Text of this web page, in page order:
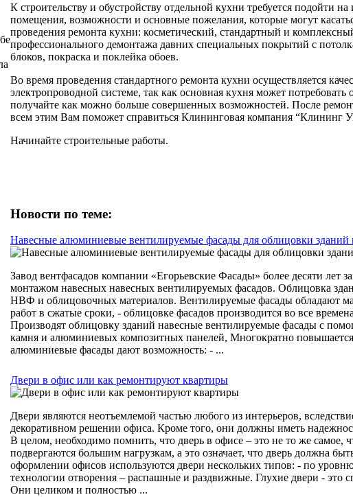
К строительству и обустройству отдельной кухни требуется подойти
помещения, возможности и основные пожелания, которые могут
проведения ремонта кухни: косметический, стандартный и
профессионального демонтажа давних специальных покрытий с
блоков, покраска и поклейка обоев.
Во время проведения стандартного ремонта кухни осуществляется
электропроводной системе, так как основная кухня может
получайте как можно больше совершенных возможностей. После
всем этим Вам поможет справиться Клининговая компания “Клининг
Начинайте строительные работы.
Новости по теме:
Навесные алюминиевые вентилируемые фасады для облицовки зданий
Завод вентфасадов компании «Егорьевские Фасады» более десяти лет
монтажом навесных навесных вентилируемых фасадов. Облицовка
НВФ и облицовочных материалов. Вентилируемые фасады обладают
работ в сжатые сроки, - облицовке фасадов производится во все
Производят облицовку зданий навесные вентилируемые фасады с
камня и алюминиевых композитных панелей, Многократно
алюминиевые фасады дают возможность: - ...
Двери в офис или как ремонтируют квартиры
Двери являются неотъемлемой частью любого из интерьеров,
декоративном решении офиса. Кроме того, они должны иметь
В целом, необходимо помнить, что дверь в офисе – это не то же
подвергаются большим нагрузкам, а это означает, что дверь должна
оформлении офисов используются двери нескольких типов: - по
технологии отворения – распашные и раздвижные. Глухие двери - это
Они целиком и полностью ...